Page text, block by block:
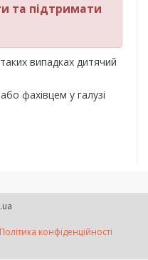
та підтримати
випадках дитячий
фахівцем у галузі
Політика конфіденційності